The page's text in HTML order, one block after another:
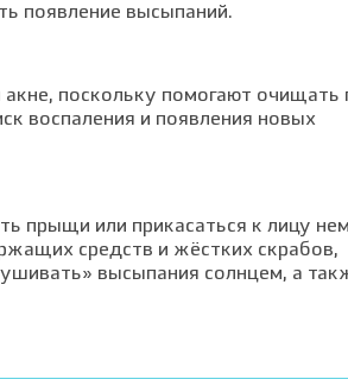
появление высыпаний.
поскольку помогают очищать
воспаления и появления новых
прыщи или прикасаться к лицу
средств и жёстких скрабов,
высыпания солнцем, а